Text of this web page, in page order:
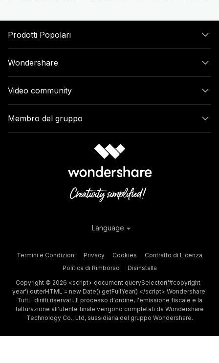
Prodotti Popolari
Wondershare
Video community
Membro del gruppo
Termini e Condizioni Privacy Cookies
Contratto di Licenza
Politica di Rimborso
Disinstalla
Copyright © 2026 <script> document.querySelector('#copyright-
year').outerHTML = new Date().getFullYear() </script> Wondershare.
Tutti i diritti riservati. Il processo d'ordine, l'emissione fiscale e la
fatturazione all'utente finale vengono completati da Wondershare
Technology Co., Ltd, sussidiaria del gruppo Wondershare.
Language